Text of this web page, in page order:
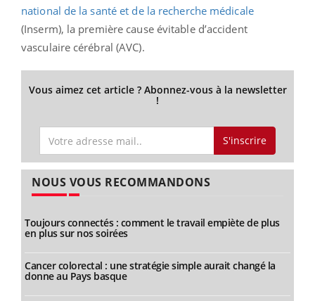
national de la santé et de la recherche médicale
(Inserm), la première cause évitable d’accident
vasculaire cérébral (AVC).
Vous aimez cet article ? Abonnez-vous à la newsletter
!
S'inscrire
NOUS VOUS RECOMMANDONS
Toujours connectés : comment le travail empiète de plus
en plus sur nos soirées
Cancer colorectal : une stratégie simple aurait changé la
donne au Pays basque